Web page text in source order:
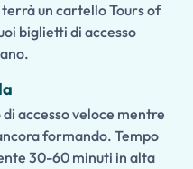
un cartello Tours of
biglietti di accesso
accesso veloce mentre
formando. Tempo
30-60 minuti in alta